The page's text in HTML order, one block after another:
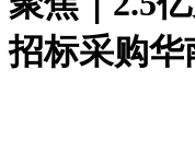
招标采购华